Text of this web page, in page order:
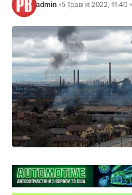
admin 5 Травня 2022, 11:40